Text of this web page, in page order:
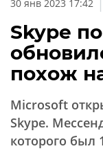
30 янв 2023 17:42
Skype
похож
Microsoft
Skype.
которого был